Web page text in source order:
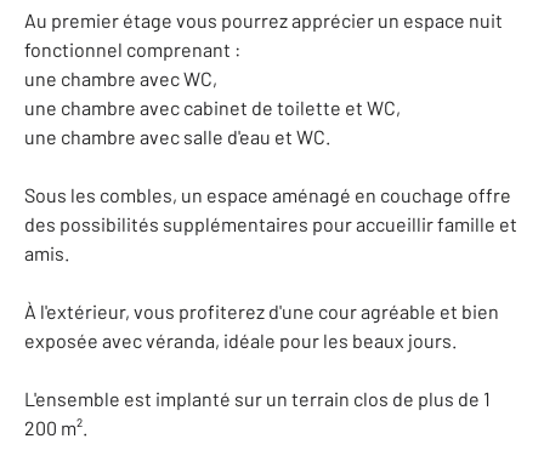
Au premier étage vous pourrez apprécier un espace nuit
fonctionnel comprenant :
une chambre avec WC,
une chambre avec cabinet de toilette et WC,
une chambre avec salle d'eau et WC.
Sous les combles, un espace aménagé en couchage offre
des possibilités supplémentaires pour accueillir famille et
amis.
À l'extérieur, vous profiterez d'une cour agréable et bien
exposée avec véranda, idéale pour les beaux jours.
L'ensemble est implanté sur un terrain clos de plus de 1
200 m².